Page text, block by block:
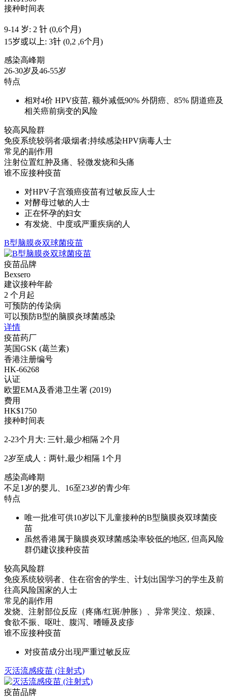
接种时间表
9-14 岁: 2 针 (0,6个月)
15岁或以上: 3针 (0,2 ,6个月)
感染高峰期
26-30岁及46-55岁
特点
相对4价 HPV疫苗, 额外减低90% 外阴癌、85% 阴道癌及
相关癌前病变的风险
较高风险群
免疫系统较弱者;吸烟者;持续感染HPV病毒人士
常见的副作用
注射位置红肿及痛、轻微发烧和头痛
谁不应接种疫苗
对HPV子宫颈癌疫苗有过敏反应人士
对酵母过敏的人士
正在怀孕的妇女
有发烧、中度或严重疾病的人
B型脑膜炎双球菌疫苗
疫苗品牌
Bexsero
建议接种年龄
2 个月起
可预防的传染病
可以预防B型的脑膜炎球菌感染
详情
疫苗药厂
英国GSK (葛兰素)
香港注册编号
HK-66268
认证
欧盟EMA及香港卫生署 (2019)
费用
HK$1750
接种时间表
2-23个月大: 三针,最少相隔 2个月
2岁至成人：两针,最少相隔 1个月
感染高峰期
不足1岁的婴儿、16至23岁的青少年
特点
唯一批准可供10岁以下儿童接种的B型脑膜炎双球菌疫
苗
虽然香港属于脑膜炎双球菌感染率较低的地区, 但高风险
群仍建议接种疫苗
较高风险群
免疫系统较弱者、住在宿舍的学生、计划出国学习的学生及前
往高风险国家的人士
常见的副作用
发烧、注射部位反应（疼痛/红斑/肿胀）、异常哭泣、烦躁、
食欲不振、呕吐、腹泻、嗜睡及皮疹
谁不应接种疫苗
对疫苗成分出现严重过敏反应
灭活流感疫苗 (注射式)
疫苗品牌